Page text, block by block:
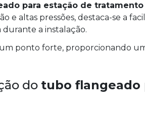
para estação de tratamento
e altas pressões, destaca-se a
a instalação.
ponto forte, proporcionando
do tubo flangeado